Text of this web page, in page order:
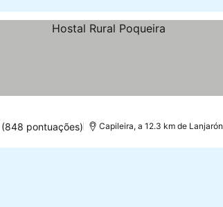
(848 pontuações) Capileira, a 12.3 km de Lanjarón